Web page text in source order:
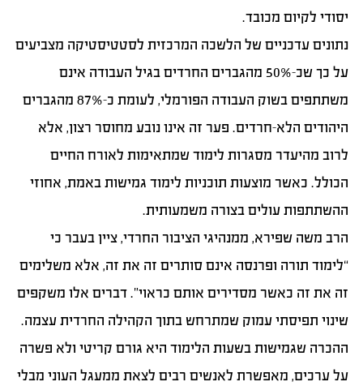
יסודי לקיום מכובד.
נתונים עדכניים של הלשכה המרכזית לסטטיסטיקה מצביעים
על כך שכ-50% מהגברים החרדים בגיל העבודה אינם
משתתפים בשוק העבודה הפורמלי, לעומת כ-87% מהגברים
היהודים הלא-חרדים. פער זה אינו נובע מחוסר רצון, אלא
לרוב מהיעדר מסגרות לימוד שמתאימות לאורח החיים
הכולל. כאשר מוצעות תוכניות לימוד גמישות באמת, אחוזי
ההשתתפות עולים בצורה משמעותית.
הרב משה שפירא, ממנהיגי הציבור החרדי, ציין בעבר כי
“לימוד תורה ופרנסה אינם סותרים זה את זה, אלא משלימים
זה את זה כאשר מסדירים אותם כראוי”. דברים אלו משקפים
שינוי תפיסתי עמוק שמתרחש בתוך הקהילה החרדית עצמה.
ההכרה שגמישות בשעות הלימוד היא גורם קריטי ולא פשרה
על ערכים, מאפשרת לאנשים רבים לצאת ממעגל העוני מבלי